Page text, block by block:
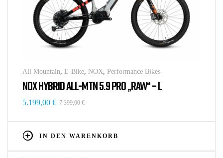
All Mountain E-Bike NOX Performance Bikes
NOX HYBRID ALL-MTN 5.9 PRO „RAW“ – L
7.399,00€
5.199,00 €
IN DEN WARENKORB